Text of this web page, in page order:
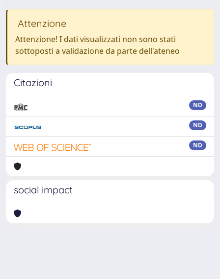
Attenzione
Attenzione! I dati visualizzati non sono stati
sottoposti a validazione da parte dell'ateneo
Citazioni
ND
ND
ND
social impact